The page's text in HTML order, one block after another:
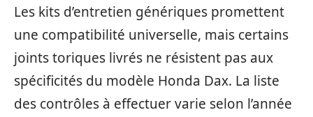
Les kits d’entretien génériques promettent
une compatibilité universelle, mais certains
joints toriques livrés ne résistent pas aux
spécificités du modèle Honda Dax. La liste
des contrôles à effectuer varie selon l’année